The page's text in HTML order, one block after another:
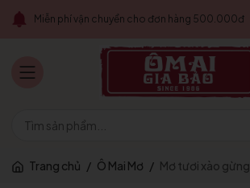
Miễn phí vận chuyển cho đơn hàng 500.000đ
Trang chủ / Ô Mai Mơ / Mơ tươi xào gừng